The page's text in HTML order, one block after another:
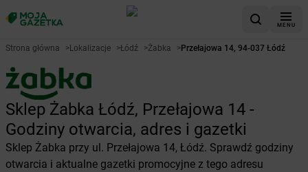
MENU
Strona główna >Lokalizacje >Łódź >Żabka >Przełajowa 14, 94-037 Łódź
Sklep Żabka Łódź, Przełajowa 14 -
Godziny otwarcia, adres i gazetki
Sklep Żabka przy ul. Przełajowa 14, Łódź. Sprawdź godziny
otwarcia i aktualne gazetki promocyjne z tego adresu